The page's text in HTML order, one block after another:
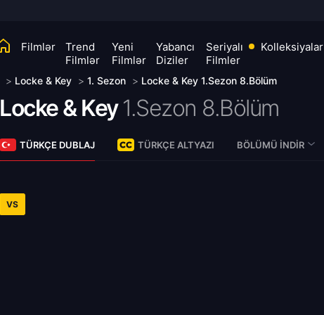
Filmlər
Trend
Filmlər
Yeni
Filmlər
Yabancı
Diziler
Seriyalı
Filmler
Kolleksiyalar
> Locke & Key > 1. Sezon > Locke & Key 1.Sezon 8.Bölüm
Locke & Key 1.Sezon 8.Bölüm
TÜRKÇE DUBLAJ TÜRKÇE ALTYAZI BÖLÜMÜ İNDIR
VS